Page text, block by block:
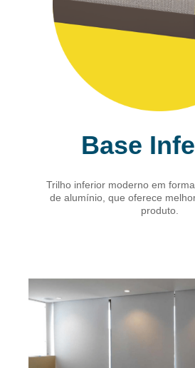
Base
Trilho inferior moderno em
de alumínio, que oferece
produto.